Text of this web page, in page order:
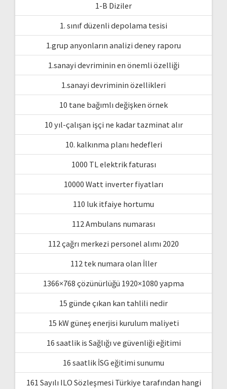
1-B Diziler
1. sınıf düzenli depolama tesisi
1.grup anyonların analizi deney raporu
1.sanayi devriminin en önemli özelliği
1.sanayi devriminin özellikleri
10 tane bağımlı değişken örnek
10 yıl-çalışan işçi ne kadar tazminat alır
10. kalkınma planı hedefleri
1000 TL elektrik faturası
10000 Watt inverter fiyatları
110 luk itfaiye hortumu
112 Ambulans numarası
112 çağrı merkezi personel alımı 2020
112 tek numara olan İller
1366×768 çözünürlüğü 1920×1080 yapma
15 günde çıkan kan tahlili nedir
15 kW güneş enerjisi kurulum maliyeti
16 saatlik is Sağlığı ve güvenliği eğitimi
16 saatlik İSG eğitimi sunumu
161 Sayılı ILO Sözleşmesi Türkiye tarafından hangi